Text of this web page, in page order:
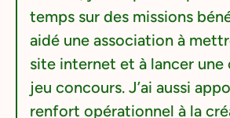
temps sur des missions
aidé une association à
site internet et à lancer une
jeu concours. J’ai aussi
renfort opérationnel à la